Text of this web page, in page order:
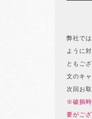
弊社で
ように
ともご
文のキ
次回お
※破損時
要がご